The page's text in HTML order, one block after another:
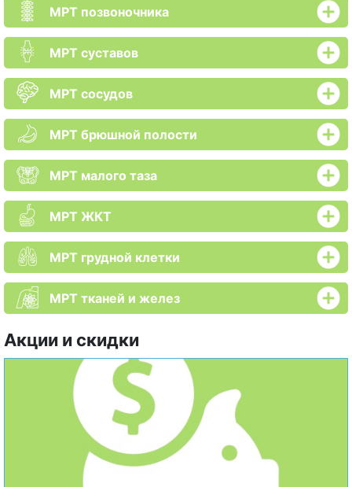
МРТ позвоночника
МРТ суставов
МРТ сосудов
МРТ брюшной полости
МРТ малого таза
МРТ ЖКТ
МРТ грудной клетки
МРТ тканей и желез
Акции и скидки